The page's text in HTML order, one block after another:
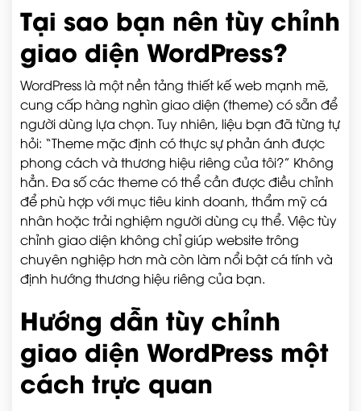
Tại sao bạn nên tùy chỉnh
giao diện WordPress?
WordPress là một nền tảng thiết kế web mạnh mẽ,
cung cấp hàng nghìn giao diện (theme) có sẵn để
người dùng lựa chọn. Tuy nhiên, liệu bạn đã từng tự
hỏi: “Theme mặc định có thực sự phản ánh được
phong cách và thương hiệu riêng của tôi?” Không
hẳn. Đa số các theme có thể cần được điều chỉnh
để phù hợp với mục tiêu kinh doanh, thẩm mỹ cá
nhân hoặc trải nghiệm người dùng cụ thể. Việc tùy
chỉnh giao diện không chỉ giúp website trông
chuyên nghiệp hơn mà còn làm nổi bật cá tính và
định hướng thương hiệu riêng của bạn.
Hướng dẫn tùy chỉnh
giao diện WordPress một
cách trực quan